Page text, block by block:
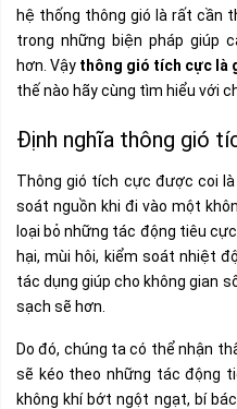
hệ thống thông gió là rất cần
trong những biện pháp giúp
hơn. Vậy thông gió tích cực là
thế nào hãy cùng tìm hiểu với
Định nghĩa thông gió
Thông gió tích cực được coi
soát nguồn khi đi vào một
loại bỏ những tác động tiêu
hại, mùi hôi, kiểm soát nhiệt
tác dụng giúp cho không gian
sạch sẽ hơn.
Do đó, chúng ta có thể nhận
sẽ kéo theo những tác động
không khí bớt ngột ngạt, bí